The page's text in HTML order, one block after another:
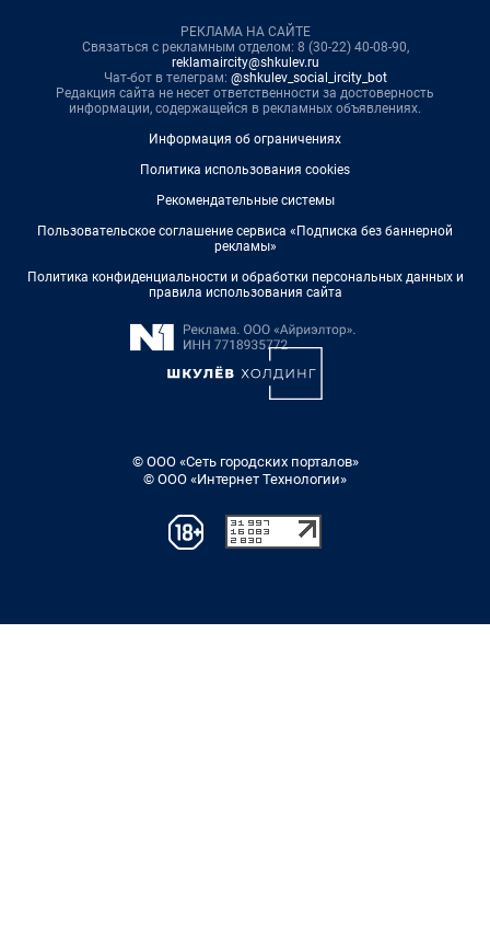
РЕКЛАМА НА САЙТЕ
Связаться с рекламным отделом: 8 (30-22) 40-08-90,
reklamaircity@shkulev.ru
Чат-бот в телеграм: @shkulev_social_ircity_bot
Редакция сайта не несет ответственности за достоверность
информации, содержащейся в рекламных объявлениях.
Информация об ограничениях
Политика использования cookies
Рекомендательные системы
Пользовательское соглашение сервиса «Подписка без баннерной
рекламы»
Политика конфиденциальности и обработки персональных данных и
правила использования сайта
© ООО «Сеть городских порталов»
© ООО «Интернет Технологии»